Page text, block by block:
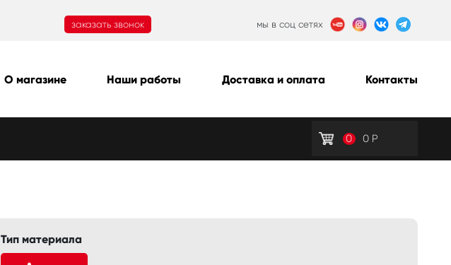
заказать звонок мы в соц сетях
О магазине Наши работы Доставка и оплата Контакты
0 0 Р
Тип материала